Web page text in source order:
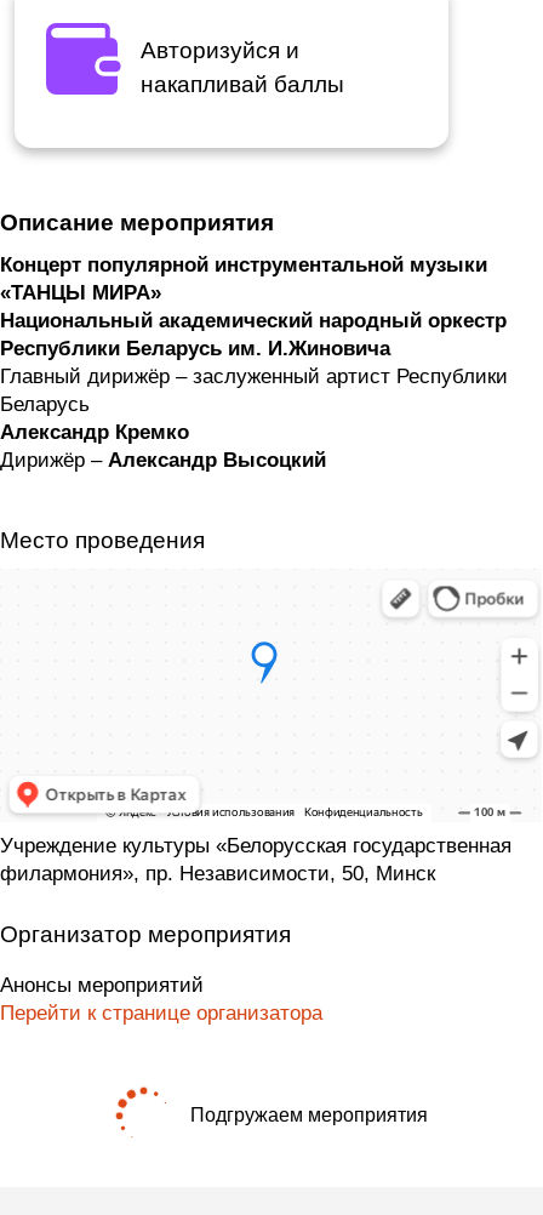
Авторизуйся и
накапливай баллы
Описание мероприятия
Концерт популярной инструментальной музыки
«ТАНЦЫ МИРА»
Национальный академический народный оркестр
Республики Беларусь им. И.Жиновича
Главный дирижёр – заслуженный артист Республики
Беларусь
Александр Кремко
Дирижёр – Александр Высоцкий
Место проведения
Учреждение культуры «Белорусская государственная
филармония», пр. Независимости, 50, Минск
Организатор мероприятия
Анонсы мероприятий
Перейти к странице организатора
Подгружаем мероприятия